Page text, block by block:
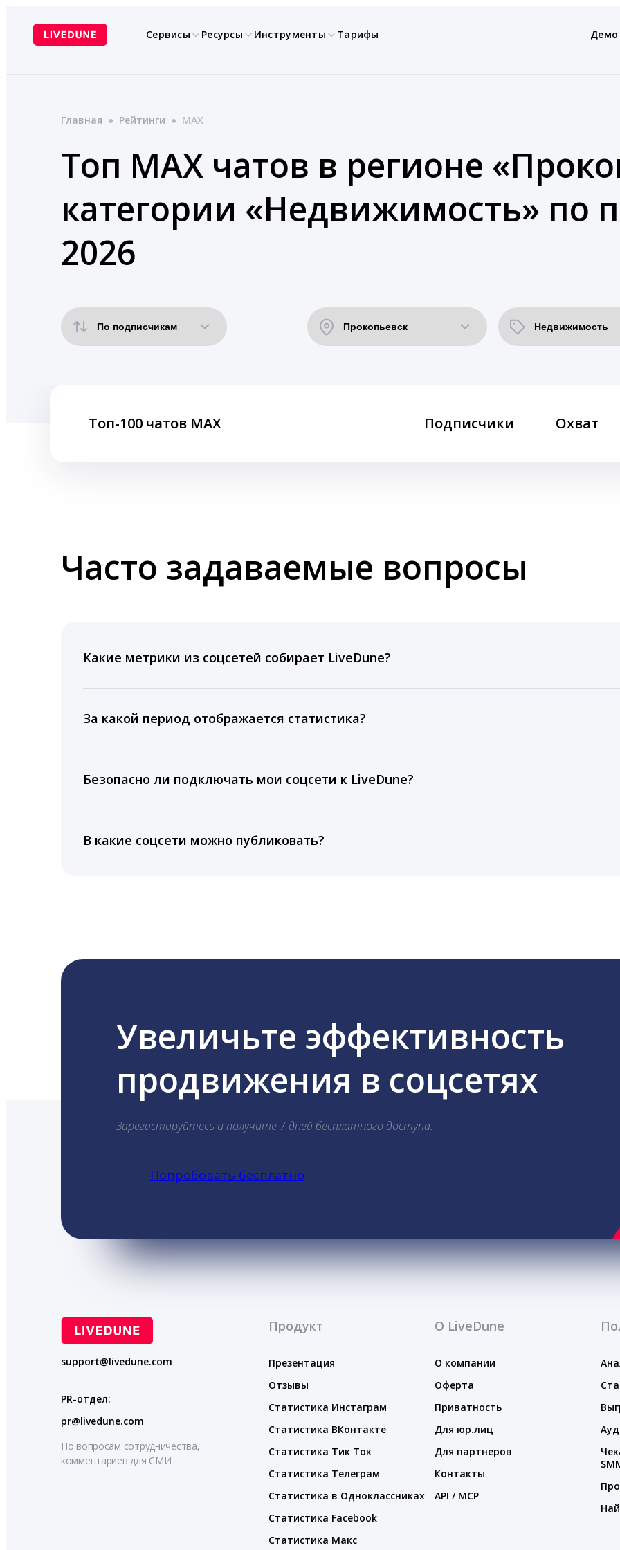
содержимому
Сервисы Ресурсы Инструменты Тарифы Демо
Главная ● Рейтинги ● MAX
Топ MAX чатов в регионе
категории «Недвижимость» по
2026
Топ-100 чатов MAX Подписчики Охват
Часто задаваемые вопросы
Какие метрики из соцсетей собирает LiveDune?
время для публикации, показываем лучшие посты и присылаем автоматические отчеты с
За какой период отображается статистика?
подключении тарифа Блогер. При оплате тарифа Бизнес отображаются сведения за 3 года, а
5 лет.
Безопасно ли подключать мои соцсети к LiveDune?
информацию третьим лицам.
В какие соцсети можно публиковать?
Увеличьте эффективность
продвижения в соцсетях
Зарегистируйтесь и получите 7 дней бесплатного доступа.
Попробовать бесплатно
support@livedune.com
PR-отдел:
pr@livedune.com
По вопросам сотрудничества,
комментариев для СМИ
Продукт
Презентация
Отзывы
Статистика Инстаграм
Статистика ВКонтакте
Статистика Тик Ток
Статистика Телеграм
Статистика в Одноклассниках
Статистика Facebook
Статистика Макс
О LiveDune
О компании
Оферта
Приватность
Для юр.лиц
Для партнеров
Контакты
API / MCP